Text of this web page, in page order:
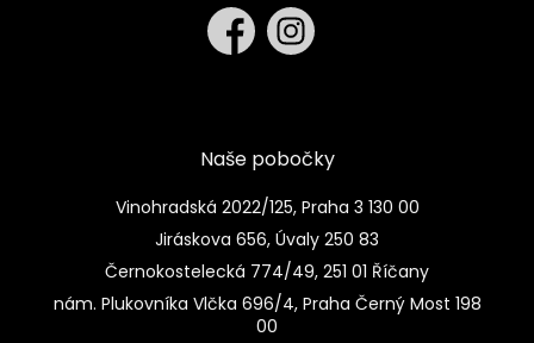
Naše pobočky
Vinohradská 2022/125, Praha 3 130 00
Jiráskova 656, Úvaly 250 83
Černokostelecká 774/49, 251 01 Říčany
nám. Plukovníka Vlčka 696/4, Praha Černý Most 198
00